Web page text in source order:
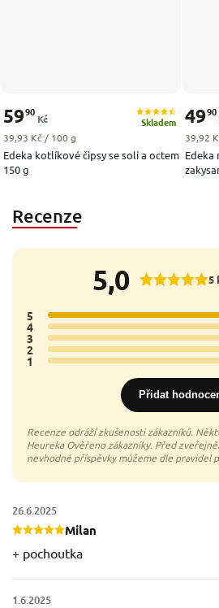
Edeka kotlíkové čipsy se solí a octem
150 g
Skladem
5990
Kč
Měrná cena:
39,93 Kč / 100 g
Edeka
4990
Měrná
39,92
Recenze
5,0 5
5 5x
4 0x
3 0x
2 0x
1 0x
Přidat
Milan
26.6.2025
+ pochoutka
1.6.2025